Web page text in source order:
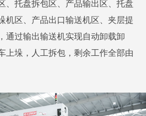
、托盘拆包区、产品输出区、托盘
机区、产品出口输送机区、夹层提
通过输出输送机实现自动卸载卸
上垛，人工拆包，剩余工作全部由